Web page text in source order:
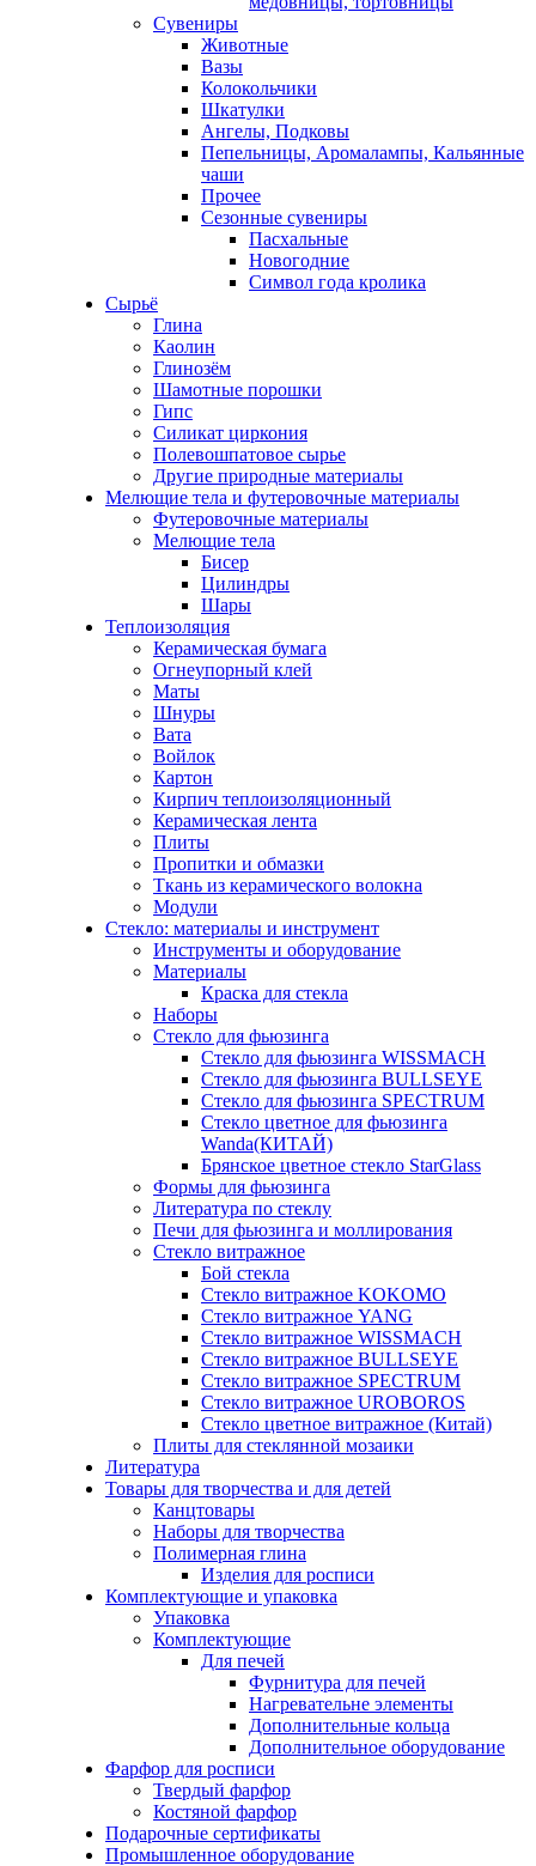
Сувениры
Животные
Вазы
Колокольчики
Шкатулки
Ангелы, Подковы
Пепельницы, Аромалампы, Кальянные
чаши
Прочее
Сезонные сувениры
Пасхальные
Новогодние
Символ года кролика
Сырьё
Глина
Каолин
Глинозём
Шамотные порошки
Гипс
Силикат циркония
Полевошпатовое сырье
Другие природные материалы
Мелющие тела и футеровочные материалы
Футеровочные материалы
Мелющие тела
Бисер
Цилиндры
Шары
Теплоизоляция
Керамическая бумага
Огнеупорный клей
Маты
Шнуры
Вата
Войлок
Картон
Кирпич теплоизоляционный
Керамическая лента
Плиты
Пропитки и обмазки
Ткань из керамического волокна
Модули
Стекло: материалы и инструмент
Инструменты и оборудование
Материалы
Краска для стекла
Наборы
Стекло для фьюзинга
Стекло для фьюзинга WISSMACH
Стекло для фьюзинга BULLSEYE
Стекло для фьюзинга SPECTRUM
Стекло цветное для фьюзинга
Wanda(КИТАЙ)
Брянское цветное стекло StarGlass
Формы для фьюзинга
Литература по стеклу
Печи для фьюзинга и моллирования
Стекло витражное
Бой стекла
Стекло витражное KOKOMO
Стекло витражное YANG
Стекло витражное WISSMACH
Стекло витражное BULLSEYE
Стекло витражное SPECTRUM
Стекло витражное UROBOROS
Стекло цветное витражное (Китай)
Плиты для стеклянной мозаики
Литература
Товары для творчества и для детей
Канцтовары
Наборы для творчества
Полимерная глина
Изделия для росписи
Комплектующие и упаковка
Упаковка
Комплектующие
Для печей
Фурнитура для печей
Нагревательне элементы
Дополнительные кольца
Дополнительное оборудование
Фарфор для росписи
Твердый фарфор
Костяной фарфор
Подарочные сертификаты
Промышленное оборудование